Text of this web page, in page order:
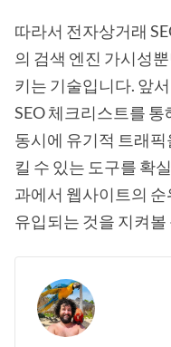
따라서 전자상거래
의 검색 엔진 가시성
키는 기술입니다. 앞
SEO 체크리스트를
동시에 유기적 트래
킬 수 있는 도구를 확
과에서 웹사이트의
유입되는 것을 지켜